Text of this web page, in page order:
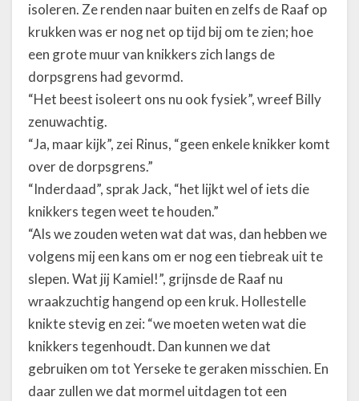
isoleren. Ze renden naar buiten en zelfs de Raaf op
krukken was er nog net op tijd bij om te zien; hoe
een grote muur van knikkers zich langs de
dorpsgrens had gevormd.
“Het beest isoleert ons nu ook fysiek”, wreef Billy
zenuwachtig.
“Ja, maar kijk”, zei Rinus, “geen enkele knikker komt
over de dorpsgrens.”
“Inderdaad”, sprak Jack, “het lijkt wel of iets die
knikkers tegen weet te houden.”
“Als we zouden weten wat dat was, dan hebben we
volgens mij een kans om er nog een tiebreak uit te
slepen. Wat jij Kamiel!”, grijnsde de Raaf nu
wraakzuchtig hangend op een kruk. Hollestelle
knikte stevig en zei: “we moeten weten wat die
knikkers tegenhoudt. Dan kunnen we dat
gebruiken om tot Yerseke te geraken misschien. En
daar zullen we dat mormel uitdagen tot een